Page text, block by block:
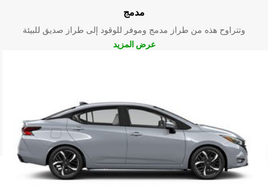
مدمج
وتتراوح هذه من طراز مدمج وموفر للوقود إلى طراز صديق للبيئة
عرض المزيد